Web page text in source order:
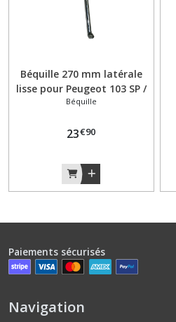
Béquille 270 mm latérale
lisse pour Peugeot 103 SP /
MVL ressorts avant
Béquille
23€90
Paiements sécurisés
Navigation